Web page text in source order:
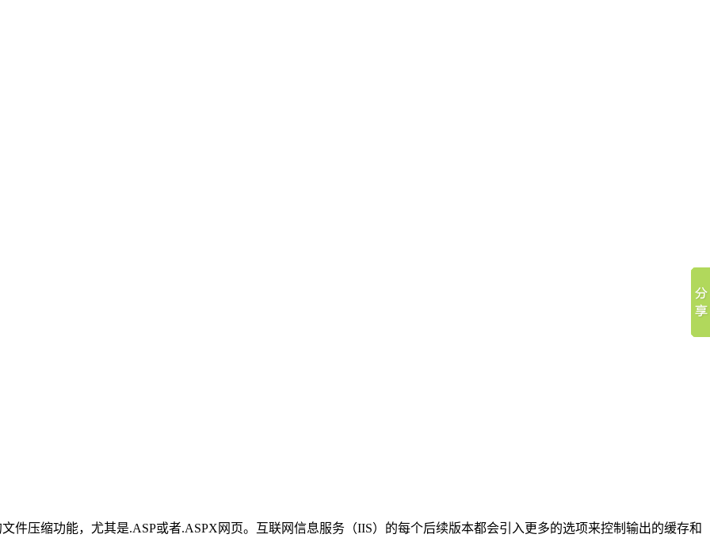
件压缩功能，尤其是.ASP或者.ASPX网页。互联网信息服务（IIS）的每个后续版本都会引入更多的选项来控制输出的缓存和